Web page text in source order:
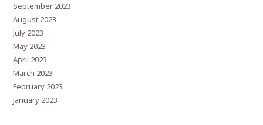
September 2023
August 2023
July 2023
May 2023
April 2023
March 2023
February 2023
January 2023